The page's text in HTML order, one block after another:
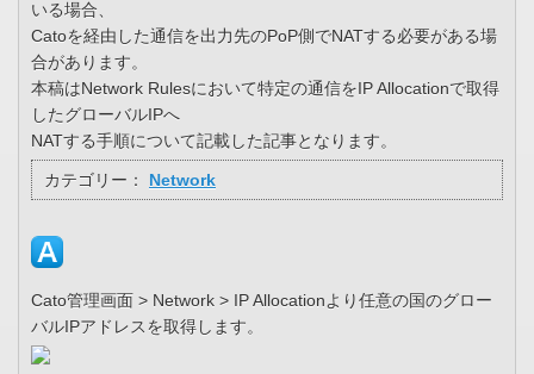
いる場合、
Catoを経由した通信を出力先のPoP側でNATする必要がある場
合があります。
本稿はNetwork Rulesにおいて特定の通信をIP Allocationで取得
したグローバルIPへ
NATする手順について記載した記事となります。
カテゴリー： Network
Cato管理画面 > Network > IP Allocationより任意の国のグロー
バルIPアドレスを取得します。